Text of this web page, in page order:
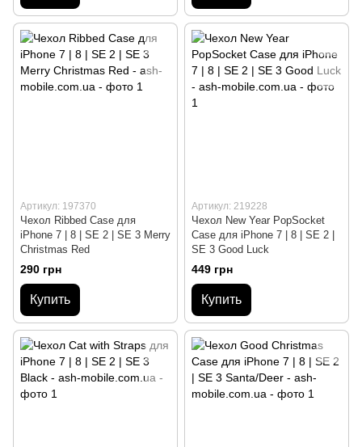
Артикул: 197370
Чехол Ribbed Case для
iPhone 7 | 8 | SE 2 | SE 3 Merry
Christmas Red
290 грн
Купить
Артикул: 219228
Чехол New Year PopSocket
Case для iPhone 7 | 8 | SE 2 |
SE 3 Good Luck
449 грн
Купить